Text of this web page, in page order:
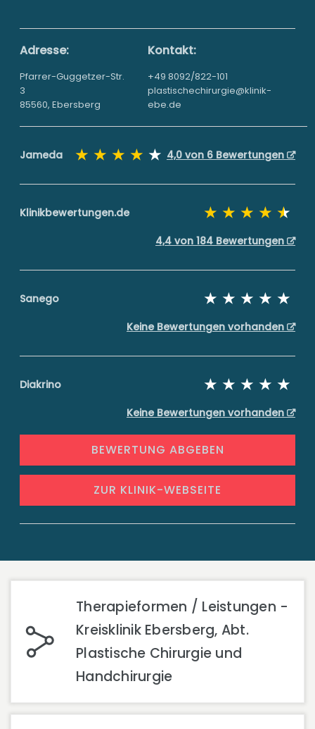
Adresse:
Pfarrer-Guggetzer-Str.
3
85560, Ebersberg
Kontakt:
+49 8092/822-101
plastischechirurgie@klinik-
ebe.de
Jameda 4,0 von 6 Bewertungen
Klinikbewertungen.de
4,4 von 184 Bewertungen
Sanego
Keine Bewertungen vorhanden
Diakrino
Keine Bewertungen vorhanden
BEWERTUNG ABGEBEN
ZUR KLINIK-WEBSEITE
Therapieformen / Leistungen -
Kreisklinik Ebersberg, Abt.
Plastische Chirurgie und
Handchirurgie